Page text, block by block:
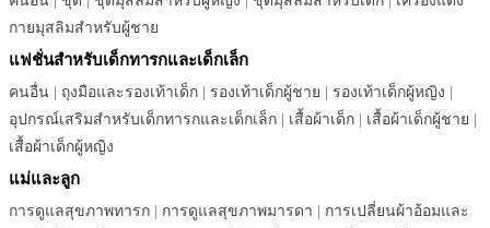
กายมุสลิมสำหรับผู้ชาย
แฟชั่นสำหรับเด็กทารกและเด็กเล็ก
คนอื่น | ถุงมือและรองเท้าเด็ก | รองเท้าเด็กผู้ชาย | รองเท้าเด็กผู้หญิง |
อุปกรณ์เสริมสำหรับเด็กทารกและเด็กเล็ก | เสื้อผ้าเด็ก | เสื้อผ้าเด็กผู้ชาย |
เสื้อผ้าเด็กผู้หญิง
แม่และลูก
การดูแลสุขภาพทารก | การดูแลสุขภาพมารดา | การเปลี่ยนผ้าอ้อมและ